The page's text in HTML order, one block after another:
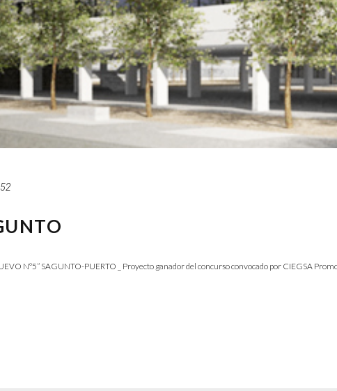
Nº5” SAGUNTO-PUERTO _ Proyecto ganador del concurso convocado por CIEGSA